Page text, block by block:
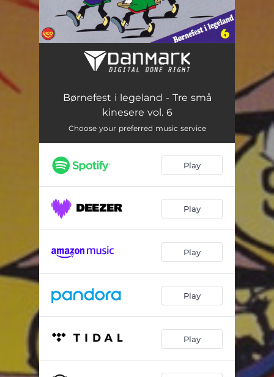
Oppe i Norge
Mester Jakob 02:57
Se min kjole 02:50
Tre små soldater 04:11
Tante Musica 02:35
Klappe klappe kage
Tingelinge-later 02:48
Børnefest i legeland - Tre små
kinesere vol. 6
Choose your preferred music service
Play
Play
Play
Play
Play